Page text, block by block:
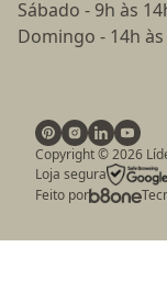
Sábado - 9h às
Domingo - 14h às
Copyright ©2026
Loja segura
Feito por